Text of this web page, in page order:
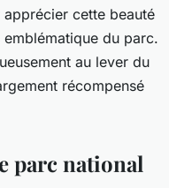
cette beauté
du parc.
au lever du
récompensé
parc national